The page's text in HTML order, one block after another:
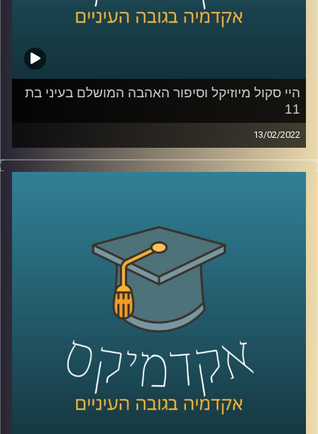
היי סקול מיוזיקל וסיפור האהבה המושלם בעיני בת
11
13/02/2022
רובנו צפינו בילדותינו סרטי דיסני ושמענו אגדות לפני השינה.
ד"ר שירי רזניק, פסיכולוגית חברתית וחוקרת תקשורת, בדקה
הפריפריה את הסרט "היי סקול מיוזיקל" לאופן בו הסרט פורש
על ידי בנות המרכז?
האזינו להמשך השיחה שקיימתי עם ד"ר שירי רזניק, מרצת
הקורס ייצוגים של אהבה וזוגיות בתרבות הפופולארית.
לשיחה עם ד"ר שירי רזניק על "אהבה כמו בסרטים" –
לשיחה עם ד"ר שירי רזניק על אהבה וצרכנות –לחצו כאן